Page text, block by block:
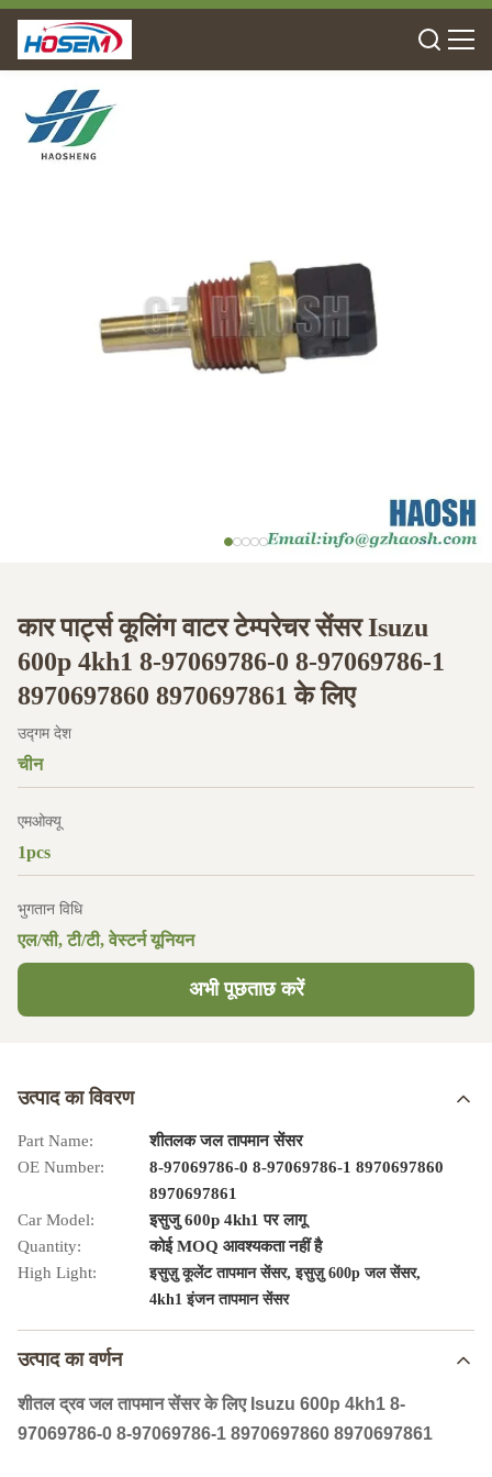
कार पार्ट्स कूलिंग वाटर टेम्परेचर सेंसर Isuzu
600p 4kh1 8-97069786-0 8-97069786-1
8970697860 8970697861 के लिए
उद्गम देश
चीन
एमओक्यू
1pcs
भुगतान विधि
एल/सी, टी/टी, वेस्टर्न यूनियन
अभी पूछताछ करें
उत्पाद का विवरण
Part Name:
शीतलक जल तापमान सेंसर
OE Number:
8-97069786-0 8-97069786-1 8970697860
8970697861
Car Model:
इसुजु 600p 4kh1 पर लागू
Quantity:
कोई MOQ आवश्यकता नहीं है
High Light:
इसुज़ु कूलेंट तापमान सेंसर,इसुज़ु 600p जल सेंसर,
4kh1 इंजन तापमान सेंसर
उत्पाद का वर्णन
शीतल द्रव जल तापमान सेंसर के लिए Isuzu 600p 4kh1 8-
97069786-0 8-97069786-1 8970697860 8970697861